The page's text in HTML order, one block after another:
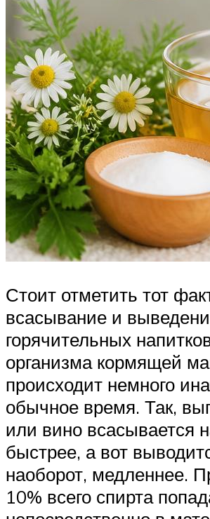
Стоит отметить тот
всасывание и
горячительных
организма кормящей
происходит немного
обычное время. Так,
или вино всасывается
быстрее, а вот
наоборот, медленнее.
10% всего спирта